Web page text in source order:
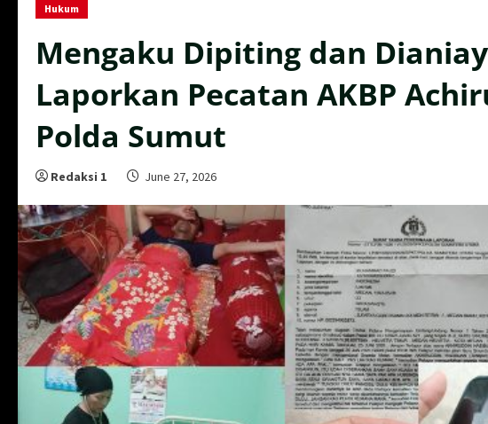
Hukum
Mengaku Dipiting dan
Laporkan Pecatan AKBP
Polda Sumut
Redaksi 1 June 27, 2026